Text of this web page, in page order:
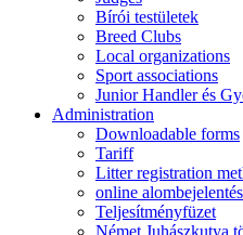
Bírói testületek
Breed Clubs
Local organizations
Sport associations
Junior Handler és
Administration
Downloadable forms
Tariff
Litter registration
online
Teljesítményfüzet
Német Juhászkutya